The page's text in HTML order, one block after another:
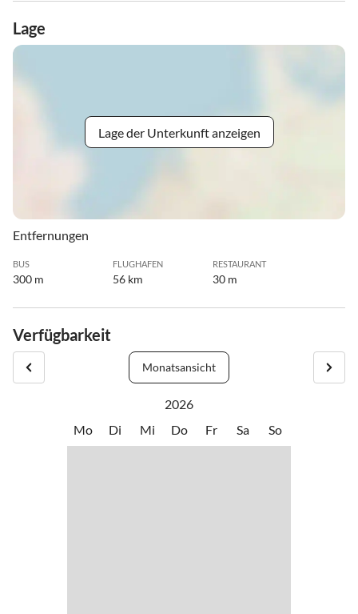
Lage
Lage der Unterkunft anzeigen
Entfernungen
BUS
300 m
FLUGHAFEN
56 km
RESTAURANT
30 m
Verfügbarkeit
Monatsansicht
2026
Mo
Di Mi Do Fr Sa So